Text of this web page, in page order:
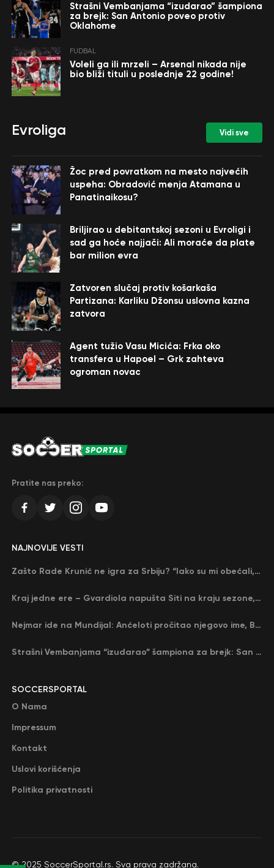
Strašni Vembanjama “izudarao” šampiona
za brejk: San Antonio poveo protiv
Oklahome
FUDBAL
Voleli ga ili mrzeli – Arsenal nikada nije
bio bliži tituli u poslednje 22 godine!
Evroliga Vidi sve
Žoc pred povratkom na mesto najvećih
uspeha: Obradović menja Atamana u
Panatinaikosu?
Briljirao u debitantskoj sezoni u Evroligi i
sad ga hoće najjači: Ali moraće da plate
bar milion evra
Zatvoren slučaj protiv košarkaša
Partizana: Karliku Džonsu uslovna kazna
zatvora
Agent tužio Vasu Micića: Frka oko
transfera u Hapoel – Grk zahteva
ogroman novac
Pratite nas preko:
SOCCERSPORTAL
O Nama
Impressum
Kontakt
Uslovi korišćenja
Politika privatnosti
NAJNOVIJE VESTI
Zašto Rade Krunić ne igra za Srbiju? “Iako su mi obećali, niko me nije zvao…”
Kraj jedne ere – Gvardiola napušta Siti na kraju sezone, menja ga njegov nekadašnji rival
Nejmar ide na Mundijal: Anćeloti pročitao njegovo ime, Brazil u delirijumu (VIDEO)
Strašni Vembanjama “izudarao” šampiona za brejk: San Antonio poveo protiv Oklahome
© 2025 SoccerSportal.rs. Sva prava zadržana.